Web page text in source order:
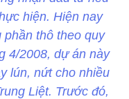
hiện. Hiện nay
thô theo quy
4/2008, dự án này
lún, nứt cho nhiều
Liệt. Trước đó,